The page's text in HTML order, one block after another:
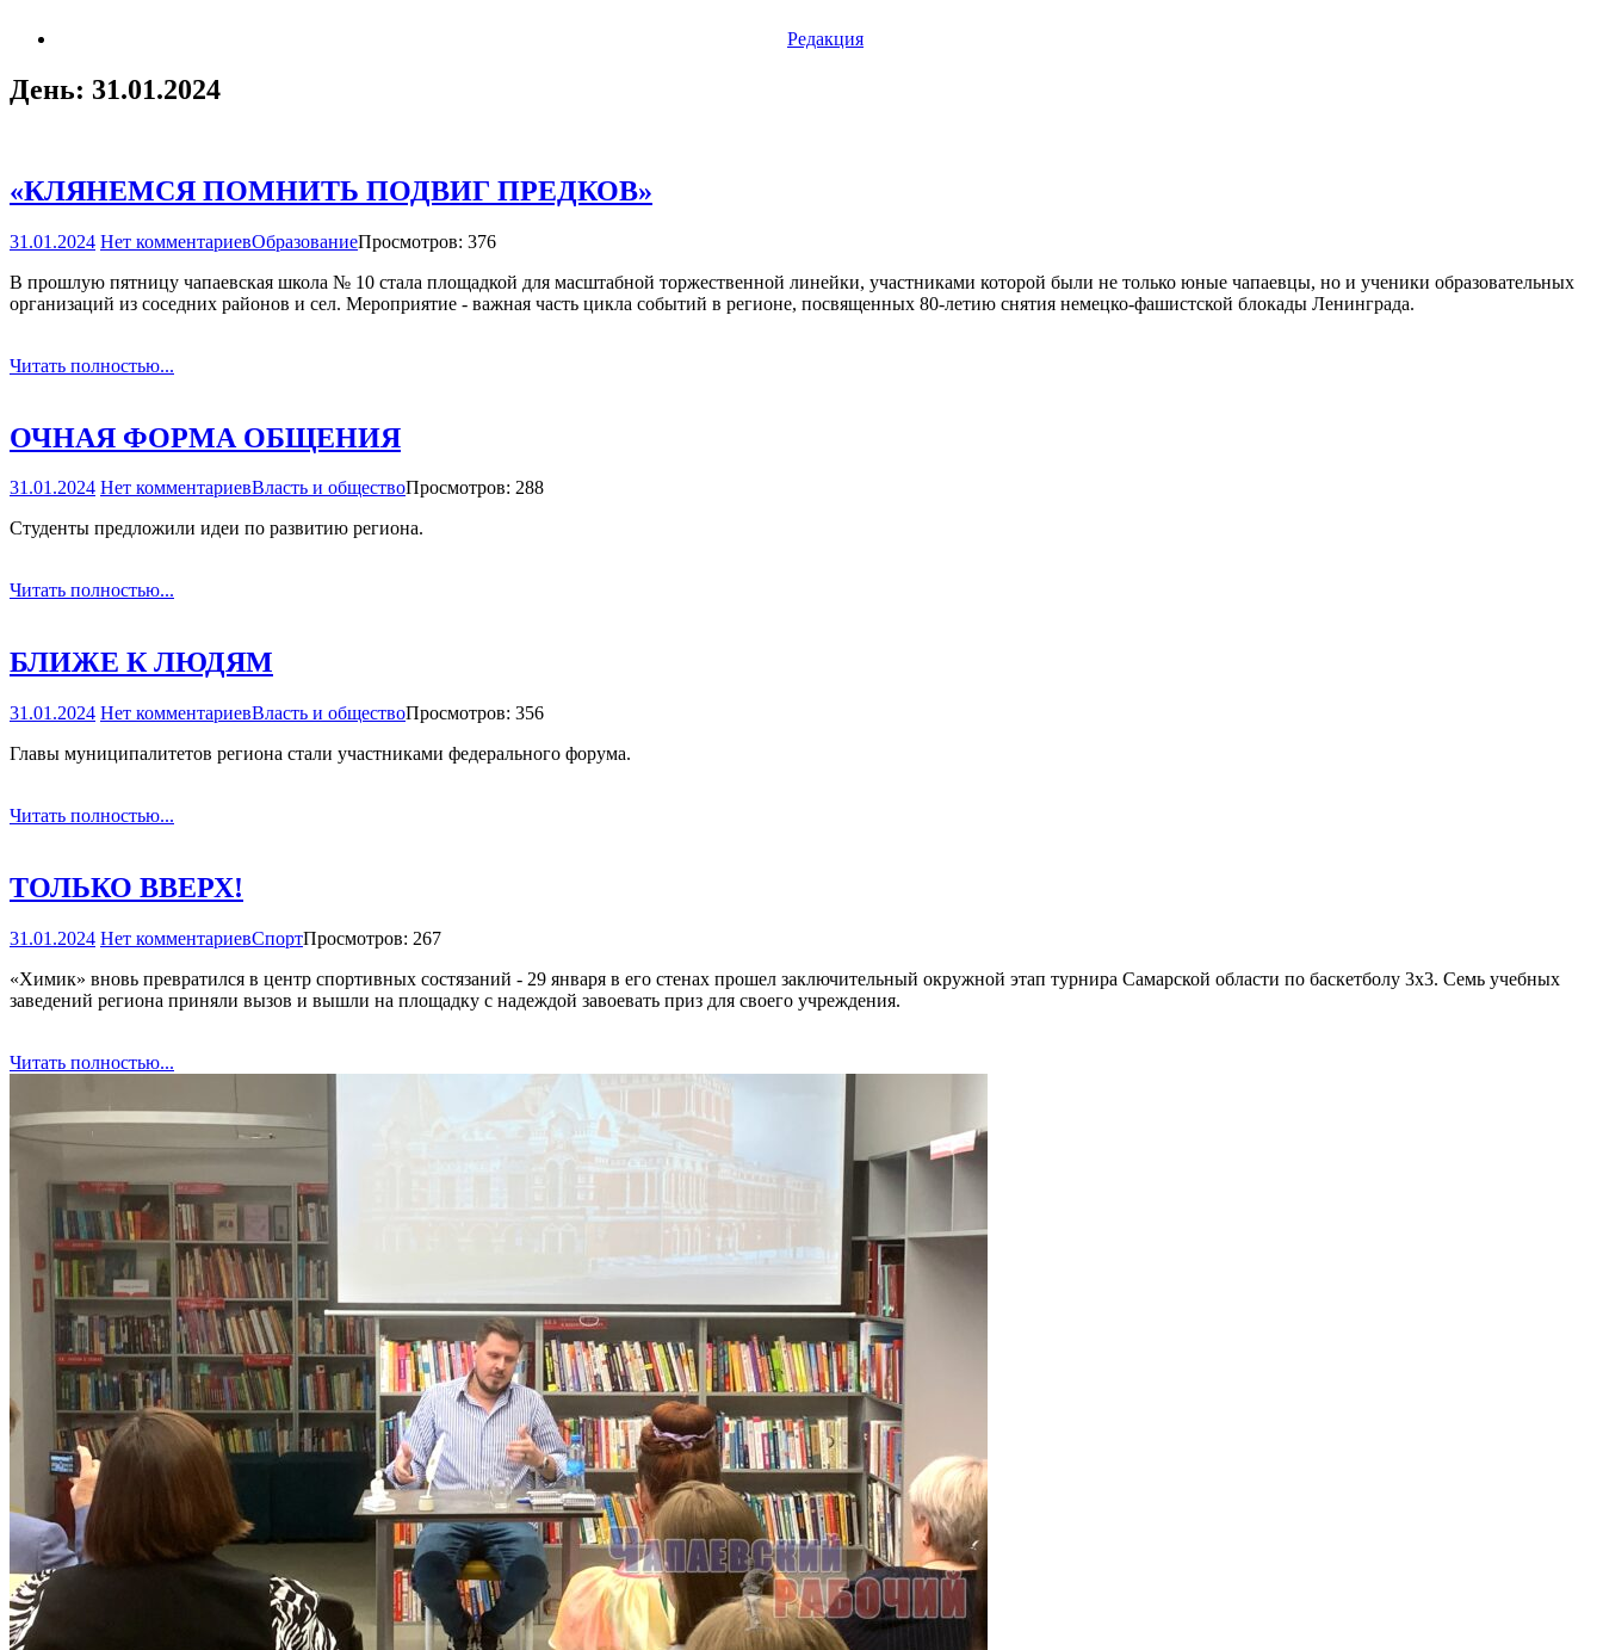
Редакция
День: 31.01.2024
«КЛЯНЕМСЯ ПОМНИТЬ ПОДВИГ ПРЕДКОВ»
31.01.2024 Нет комментариевОбразованиеПросмотров: 376
В прошлую пятницу чапаевская школа № 10 стала площадкой для масштабной торжественной линейки, участниками которой были не только юные чапаевцы, но и ученики образовательных
организаций из соседних районов и сел. Мероприятие - важная часть цикла событий в регионе, посвященных 80-летию снятия немецко-фашистской блокады Ленинграда.
Читать полностью...
ОЧНАЯ ФОРМА ОБЩЕНИЯ
31.01.2024 Нет комментариевВласть и обществоПросмотров: 288
Студенты предложили идеи по развитию региона.
Читать полностью...
БЛИЖЕ К ЛЮДЯМ
31.01.2024 Нет комментариевВласть и обществоПросмотров: 356
Главы муниципалитетов региона стали участниками федерального форума.
Читать полностью...
ТОЛЬКО ВВЕРХ!
31.01.2024 Нет комментариевСпортПросмотров: 267
«Химик» вновь превратился в центр спортивных состязаний - 29 января в его стенах прошел заключительный окружной этап турнира Самарской области по баскетболу 3х3. Семь учебных
заведений региона приняли вызов и вышли на площадку с надеждой завоевать приз для своего учреждения.
Читать полностью...